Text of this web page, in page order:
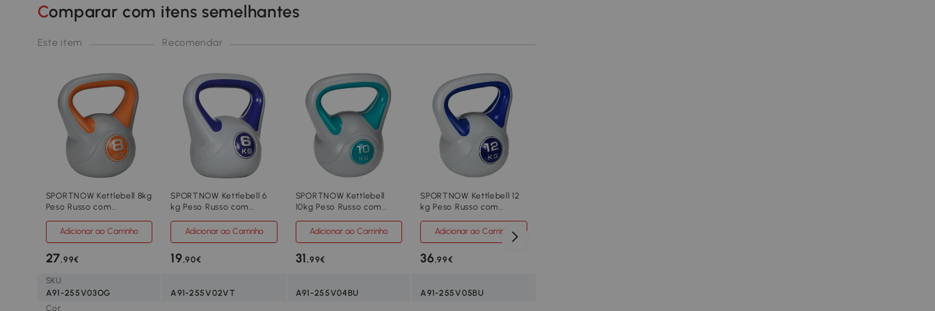
Comparar com itens semelhantes
SKU
Cor
Este item
SPORTNOW Kettlebell 8kg
Peso Russo com
Enchimento de Areia
para Treinamento
20x14x24cm Laranja e
Cinza
Adicionar ao Carrinho
27,99€
A91-255V03OG
Recomendar
SPORTNOW Kettlebell 6
kg Peso Russo com
Enchimento de Areia
para Treino 20x13x22 cm
Roxo e Cinza
Adicionar ao Carrinho
19,90€
A91-255V02VT
SPORTNOW Kettlebell
10kg Peso Russo com
Enchimento de Areia
para Treinamento
22x16x26cm Azul e Cinza
Adicionar ao Carrinho
31,99€
A91-255V04BU
SPORTNOW Kettlebell 12
kg Peso Russo com
Enchimento de Areia
para Treinamento
24x17x28 cm Azul e Cinza
Adicionar ao Carrinho
36,99€
A91-255V05BU